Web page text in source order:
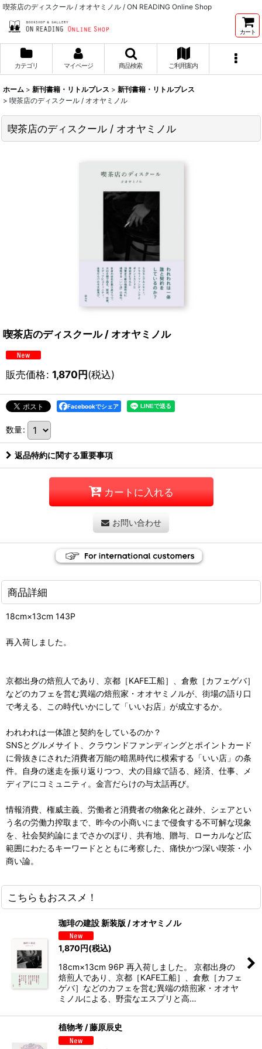
喫茶店のディスクール / オオヤミノル / ON READING Online Shop
カート
カテゴリ マイページ 商品検索 ご利用案内
ホーム > 新刊書籍・リトルプレス > 新刊書籍・リトルプレス
> 喫茶店のディスクール / オオヤミノル
喫茶店のディスクール / オオヤミノル
喫茶店のディスクール / オオヤミノル
販売価格: 1,870円(税込)
Facebookでシェア
数量:
返品特約に関する重要事項
カートに入れる
お問い合わせ
商品詳細
18cm×13cm 143P
再入荷しました。
京都出身の焙煎人であり、京都［KAFE工船］、倉敷［カフェゲバ］
などのカフェを営む異端の焙煎家・オオヤミノルが、街場の語り口
で考える、この時代いかにして「いいお店」が成立するか。
われわれは一体誰と契約をしているのか？
SNSとグルメサイト、クラウンドファンディングとポイントカード
に骨抜きにされた消費者万能の暗黒時代に模索する「いい店」の条
件。自身の迷走を振り返りつつ、犬の目線で語る、経済、仕事、メ
ディアにコミュニティ。金言だらけの与太話再び。
情報消費、権威主義、労働者と消費者の物象化と疎外、シェアとい
う名の労働力搾取まで、昨今の小商いにまで侵食する不可解な現象
を、社会契約論にまでさかのぼり、共有地、贈与、ローカルなど広
範囲にわたるキーワードとともに考察した、痛快かつ深い喫茶・小
商い論。
こちらもおススメ！
珈琲の建設 新装版 / オオヤミノル
1,870円(税込)
18cm×13cm 96P 再入荷しました。 京都出身の
焙煎人であり、京都［KAFE工船］、倉敷［カフェ
ゲバ］などのカフェを営む異端の焙煎家・オオヤ
ミノルによる、野蛮なエスプリと高…
植物考 / 藤原辰史